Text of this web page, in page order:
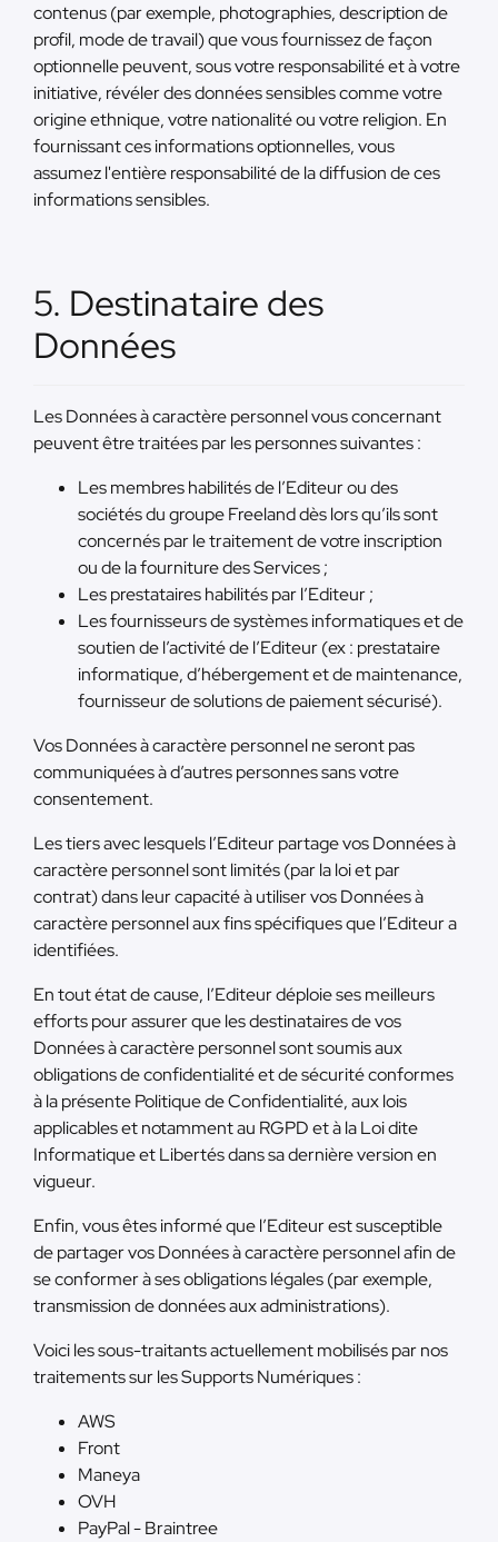
contenus (par exemple, photographies, description de
profil, mode de travail) que vous fournissez de façon
optionnelle peuvent, sous votre responsabilité et à votre
initiative, révéler des données sensibles comme votre
origine ethnique, votre nationalité ou votre religion. En
fournissant ces informations optionnelles, vous
assumez l'entière responsabilité de la diffusion de ces
informations sensibles.
5. Destinataire des
Données
Les Données à caractère personnel vous concernant
peuvent être traitées par les personnes suivantes :
Les membres habilités de l’Editeur ou des
sociétés du groupe Freeland dès lors qu’ils sont
concernés par le traitement de votre inscription
ou de la fourniture des Services ;
Les prestataires habilités par l’Editeur ;
Les fournisseurs de systèmes informatiques et de
soutien de l’activité de l’Editeur (ex : prestataire
informatique, d’hébergement et de maintenance,
fournisseur de solutions de paiement sécurisé).
Vos Données à caractère personnel ne seront pas
communiquées à d’autres personnes sans votre
consentement.
Les tiers avec lesquels l’Editeur partage vos Données à
caractère personnel sont limités (par la loi et par
contrat) dans leur capacité à utiliser vos Données à
caractère personnel aux fins spécifiques que l’Editeur a
identifiées.
En tout état de cause, l’Editeur déploie ses meilleurs
efforts pour assurer que les destinataires de vos
Données à caractère personnel sont soumis aux
obligations de confidentialité et de sécurité conformes
à la présente Politique de Confidentialité, aux lois
applicables et notamment au RGPD et à la Loi dite
Informatique et Libertés dans sa dernière version en
vigueur.
Enfin, vous êtes informé que l’Editeur est susceptible
de partager vos Données à caractère personnel afin de
se conformer à ses obligations légales (par exemple,
transmission de données aux administrations).
Voici les sous-traitants actuellement mobilisés par nos
traitements sur les Supports Numériques :
AWS
Front
Maneya
OVH
PayPal - Braintree